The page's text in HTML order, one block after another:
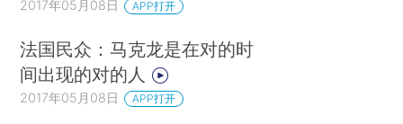
2017年05月08日 APP打开
法国民众：马克龙是在对的时
间出现的对的人
2017年05月08日 APP打开